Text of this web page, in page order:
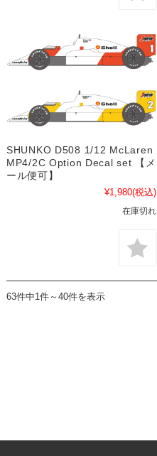
SHUNKO D508 1/12 McLaren
MP4/2C Option Decal set 【メ
ール便可】
¥1,980(税込)
在庫切れ
63件中1件～40件を表示